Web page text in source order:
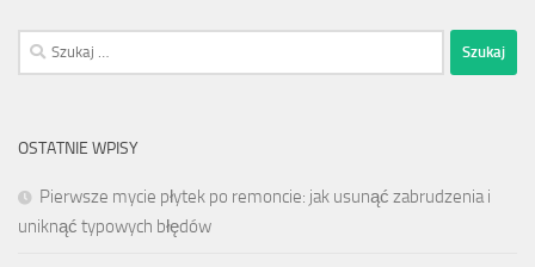
Szukaj:
OSTATNIE WPISY
Pierwsze mycie płytek po remoncie: jak usunąć zabrudzenia i
uniknąć typowych błędów